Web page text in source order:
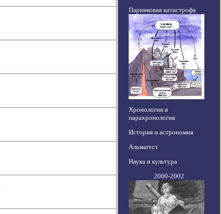
Парниковая катастрофа
Хронология и
парахронология
История и астрономия
Альмагест
Наука и культура
2000-2002